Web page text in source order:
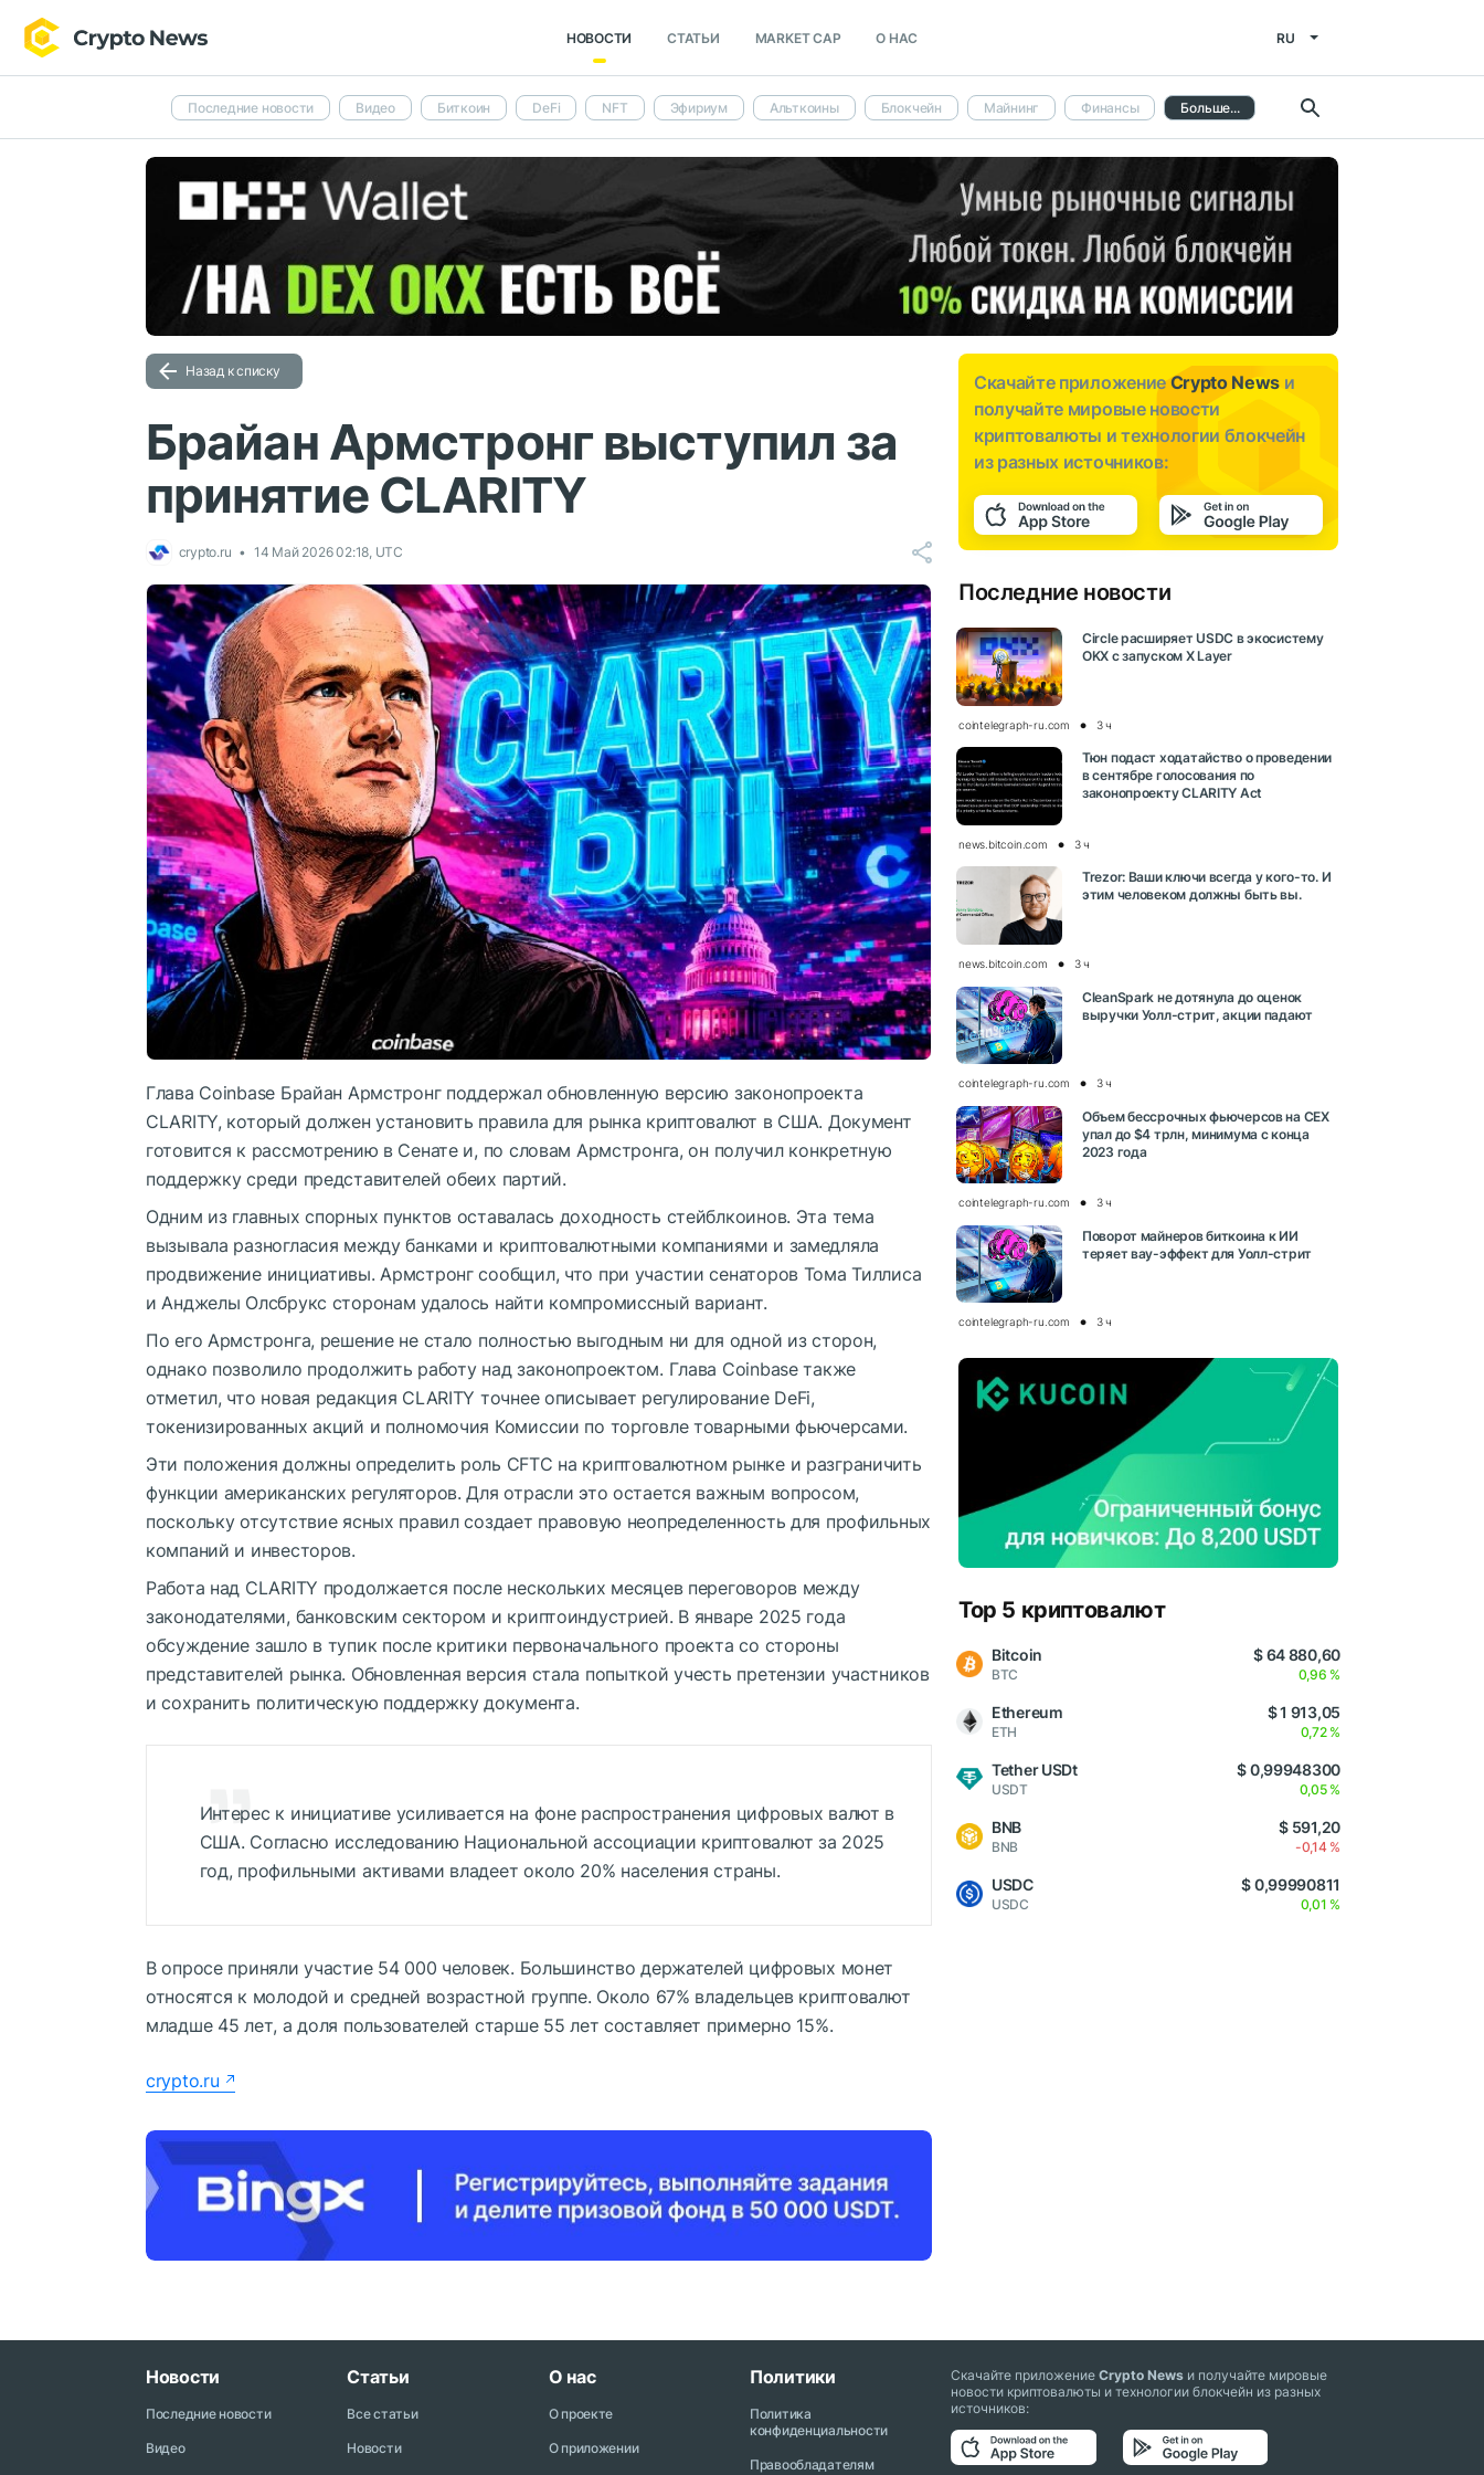
НОВОСТИ СТАТЬИ MARKET CAP О НАС RU
Последние новости Видео Биткоин DeFi NFT Эфириум Альткоины Блокчейн Майнинг Финансы Больше...
Назад к списку
Брайан Армстронг выступил за
принятие CLARITY
crypto.ru 14 Май 2026 02:18, UTC
Глава Coinbase Брайан Армстронг поддержал обновленную версию законопроекта
CLARITY, который должен установить правила для рынка криптовалют в США. Документ
готовится к рассмотрению в Сенате и, по словам Армстронга, он получил конкретную
поддержку среди представителей обеих партий.
Одним из главных спорных пунктов оставалась доходность стейблкоинов. Эта тема
вызывала разногласия между банками и криптовалютными компаниями и замедляла
продвижение инициативы. Армстронг сообщил, что при участии сенаторов Тома Тиллиса
и Анджелы Олсбрукс сторонам удалось найти компромиссный вариант.
По его Армстронга, решение не стало полностью выгодным ни для одной из сторон,
однако позволило продолжить работу над законопроектом. Глава Coinbase также
отметил, что новая редакция CLARITY точнее описывает регулирование DeFi,
токенизированных акций и полномочия Комиссии по торговле товарными фьючерсами.
Эти положения должны определить роль CFTC на криптовалютном рынке и разграничить
функции американских регуляторов. Для отрасли это остается важным вопросом,
поскольку отсутствие ясных правил создает правовую неопределенность для профильных
компаний и инвесторов.
Работа над CLARITY продолжается после нескольких месяцев переговоров между
законодателями, банковским сектором и криптоиндустрией. В январе 2025 года
обсуждение зашло в тупик после критики первоначального проекта со стороны
представителей рынка. Обновленная версия стала попыткой учесть претензии участников
и сохранить политическую поддержку документа.
Интерес к инициативе усиливается на фоне распространения цифровых валют в
США. Согласно исследованию Национальной ассоциации криптовалют за 2025
год, профильными активами владеет около 20% населения страны.
В опросе приняли участие 54 000 человек. Большинство держателей цифровых монет
относятся к молодой и средней возрастной группе. Около 67% владельцев криптовалют
младше 45 лет, а доля пользователей старше 55 лет составляет примерно 15%.
crypto.ru
Скачайте приложениеCrypto News и
получайте мировые новости
криптовалюты и технологии блокчейн
из разных источников:
Последние новости
Circle расширяет USDC в экосистему
OKX с запуском X Layer
cointelegraph-ru.com 3 ч
Тюн подаст ходатайство о проведении
в сентябре голосования по
законопроекту CLARITY Act
news.bitcoin.com 3 ч
Trezor: Ваши ключи всегда у кого-то. И
этим человеком должны быть вы.
news.bitcoin.com 3 ч
CleanSpark не дотянула до оценок
выручки Уолл-стрит, акции падают
cointelegraph-ru.com 3 ч
Объем бессрочных фьючерсов на CEX
упал до $4 трлн, минимума с конца
2023 года
cointelegraph-ru.com 3 ч
Поворот майнеров биткоина к ИИ
теряет вау-эффект для Уолл-стрит
cointelegraph-ru.com 3 ч
Top 5 криптовалют
Bitcoin
BTC
$ 64 880,60
0,96 %
Ethereum
ETH
$ 1 913,05
0,72 %
Tether USDt
USDT
$ 0,99948300
0,05 %
BNB
BNB
$ 591,20
-0,14 %
USDC
USDC
$ 0,99990811
0,01 %
Новости
Последние новости
Видео
Статьи
Все статьи
Новости
О нас
О проекте
О приложении
Политики
Политика
конфиденциальности
Правообладателям
Скачайте приложениеCrypto News и получайте мировые
новости криптовалюты и технологии блокчейн из разных
источников: